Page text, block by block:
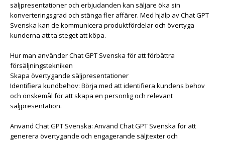
säljpresentationer och erbjudanden kan säljare öka sin
konverteringsgrad och stänga fler affärer. Med hjälp av Chat GPT
Svenska kan de kommunicera produktfördelar och övertyga
kunderna att ta steget att köpa.
Hur man använder Chat GPT Svenska för att förbättra
försäljningstekniken
Skapa övertygande säljpresentationer
Identifiera kundbehov: Börja med att identifiera kundens behov
och önskemål för att skapa en personlig och relevant
säljpresentation.
Använd Chat GPT Svenska: Använd Chat GPT Svenska för att
generera övertygande och engagerande säljtexter och